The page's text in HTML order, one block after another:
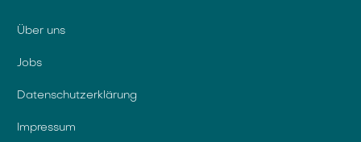
Über uns
Jobs
Datenschutzerklärung
Impressum